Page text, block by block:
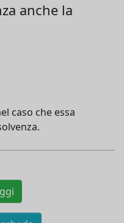
anche la
caso che essa